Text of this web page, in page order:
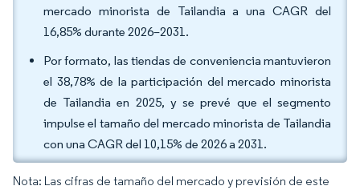
mercado minorista de Tailandia a una CAGR del
16,85% durante 2026–2031.
Por formato, las tiendas de conveniencia mantuvieron
el 38,78% de la participación del mercado minorista
de Tailandia en 2025, y se prevé que el segmento
impulse el tamaño del mercado minorista de Tailandia
con una CAGR del 10,15% de 2026 a 2031.
Nota: Las cifras de tamaño del mercado y previsión de este